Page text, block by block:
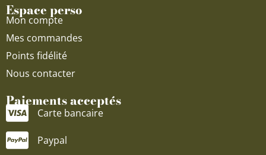
Espace perso
Mon compte
Mes commandes
Points fidélité
Nous contacter
Paiements acceptés
Carte bancaire
Paypal